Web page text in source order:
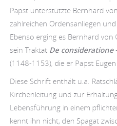
Papst unterstützte Bernhard
zahlreichen Ordensanliegen
Ebenso erging es Bernhard von
sein Traktat De consideratione
(1148-1153), die er Papst
Diese Schrift enthält u.a.
Kirchenleitung und zur
Lebensführung in einem
kennt ihn nicht, den Spagat